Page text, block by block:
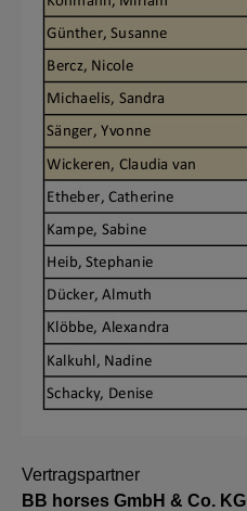
Vertragspartner
BB horses GmbH & Co. KG